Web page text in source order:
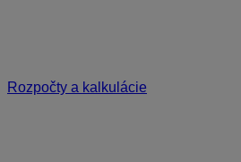
Rozpočty a kalkulácie